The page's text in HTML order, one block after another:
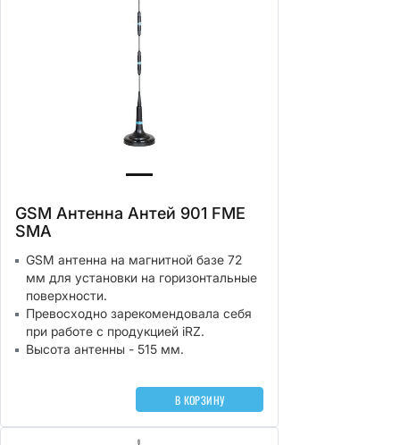
GSM Антенна Антей 901 FME
SMA
GSM антенна на магнитной базе 72
мм для установки на горизонтальные
поверхности.
Превосходно зарекомендовала себя
при работе с продукцией iRZ.
Высота антенны - 515 мм.
В КОРЗИНУ